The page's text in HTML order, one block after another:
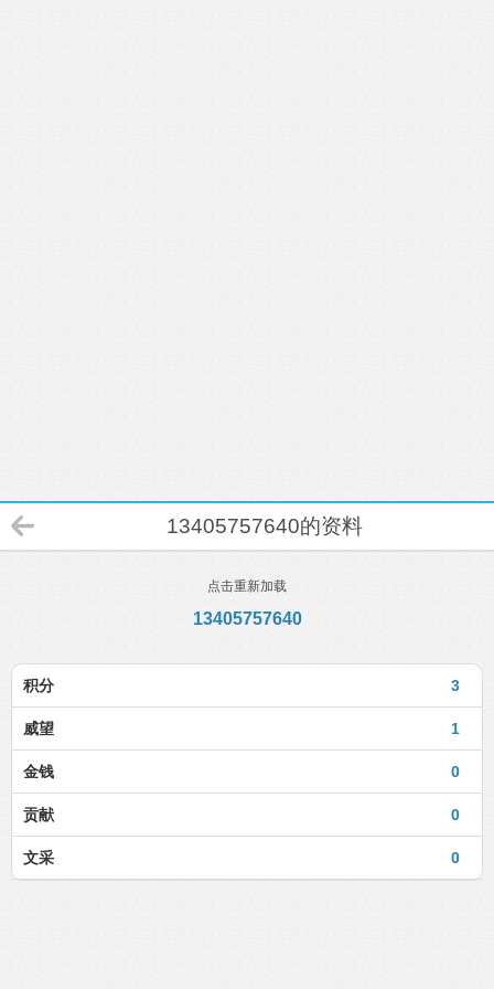
13405757640的资料
点击重新加载
13405757640
3
积分
1
威望
0
金钱
0
贡献
0
文采